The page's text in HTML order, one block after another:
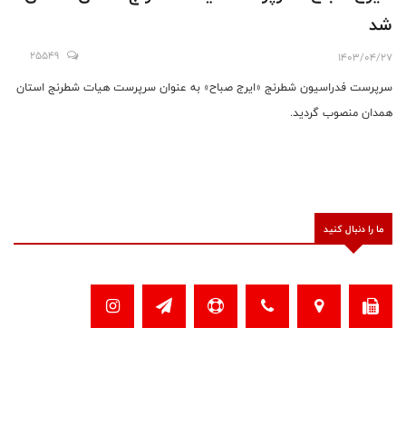
شد
1403/04/27
25549
سرپرست فدراسیون شطرنج «ایرج صباح» به عنوان سرپرست هیات شطرنج استان
همدان منصوب گردید.
ما را دنبال کنید